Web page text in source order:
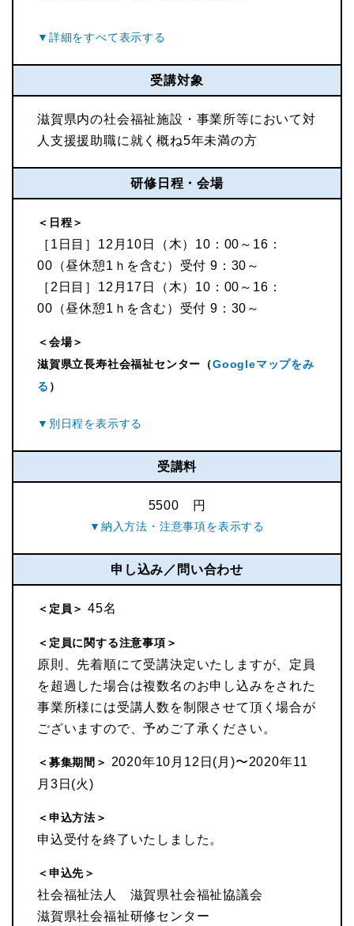
受講対象
滋賀県内の社会福祉施設・事業所等において対
人支援援助職に就く概ね5年未満の方
研修日程・会場
＜日程＞
［1日目］12月10日（木）10：00～16：
00（昼休憩1ｈを含む）受付 9：30～
［2日目］12月17日（木）10：00～16：
00（昼休憩1ｈを含む）受付 9：30～
＜会場＞
滋賀県立長寿社会福祉センター（Googleマップをみ
る ）
受講料
5500 円
申し込み／問い合わせ
＜定員＞ 45名
＜定員に関する注意事項＞
原則、先着順にて受講決定いたしますが、定員
を超過した場合は複数名のお申し込みをされた
事業所様には受講人数を制限させて頂く場合が
ございますので、予めご了承ください。
＜募集期間＞
2020年10月12日(月)〜2020年11
月3日(火)
＜申込方法＞
申込受付を終了いたしました。
＜申込先＞
社会福祉法人 滋賀県社会福祉協議会
滋賀県社会福祉研修センター